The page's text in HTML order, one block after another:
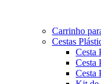
Carrinho
Cestas
Cesta
Cesta
Cesta